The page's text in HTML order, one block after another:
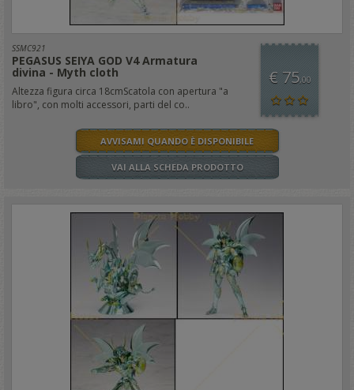
SSMC921
PEGASUS SEIYA GOD V4 Armatura
divina - Myth cloth
Altezza figura circa 18cmScatola con apertura "a
libro", con molti accessori, parti del co..
€ 75,00
AVVISAMI QUANDO È DISPONIBILE
VAI ALLA SCHEDA PRODOTTO